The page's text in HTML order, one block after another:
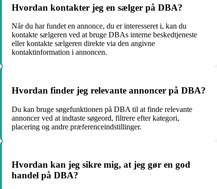
Hvordan kontakter jeg en sælger på DBA?
Når du har fundet en annonce, du er interesseret i, kan du
kontakte sælgeren ved at bruge DBAs interne beskedtjeneste
eller kontakte sælgeren direkte via den angivne
kontaktinformation i annoncen.
Hvordan finder jeg relevante annoncer på DBA?
Du kan bruge søgefunktionen på DBA til at finde relevante
annoncer ved at indtaste søgeord, filtrere efter kategori,
placering og andre præferenceindstillinger.
Hvordan kan jeg sikre mig, at jeg gør en god
handel på DBA?